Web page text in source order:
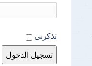
تذكرنى